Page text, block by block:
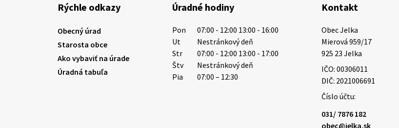
vodárenská spoločnosť preto žiada
6. augusta 2026 08:12
5. augusta 2026 13:10
Miestne oznamy: 05.08.2026
Smútočný oznam: 05.08.2026 1/ Vážení
Rýchle odkazy
Obecný úrad
Starosta obce
Ako vybaviť na úrade
Úradná tabuľa
Úradné hodiny
Pon
07:00 - 12:00 13:00 - 16:00
Ut
Nestránkový deň
Str
07:00 - 12:00 13:00 - 17:00
Štv
Nestránkový deň
Pia
07:00 – 12:30
Kontakt
Obec Jelka
Mierová 959/17
925 23 Jelka
IČO: 00306011
DIČ: 2021006691
Číslo účtu:
031/ 7876 182
obec@jelka.sk